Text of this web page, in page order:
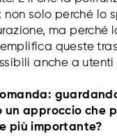
solo perché lo
ma perché
queste
anche a utenti
un approccio che
più importante?